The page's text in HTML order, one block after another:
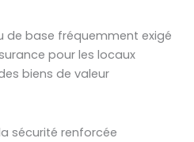
de base fréquemment exigé
pour les locaux
biens de valeur
sécurité renforcée